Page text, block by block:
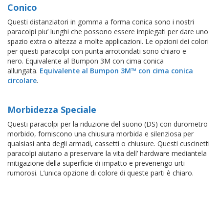
Conico
Questi distanziatori in gomma a forma conica sono i nostri
paracolpi piu’ lunghi che possono essere impiegati per dare uno
spazio extra o altezza a molte applicazioni. Le opzioni dei colori
per questi paracolpi con punta arrotondati sono chiaro e
nero. Equivalente al Bumpon 3M con cima conica
allungata. Equivalente al Bumpon 3M™ con cima conica
circolare.
Morbidezza Speciale
Questi paracolpi per la riduzione del suono (DS) con durometro
morbido, forniscono una chiusura morbida e silenziosa per
qualsiasi anta degli armadi, cassetti o chiusure. Questi cuscinetti
paracolpi aiutano a preservare la vita dell’ hardware mediantela
mitigazione della superficie di impatto e prevenengo urti
rumorosi. L’unica opzione di colore di queste parti è chiaro.